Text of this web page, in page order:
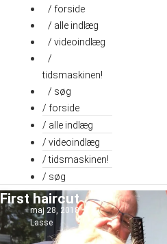
Videre
indhold
/ forside
/ alle indlæg
/ videoindlæg
/
tidsmaskinen!
/ søg
/ forside
/ alle indlæg
/ videoindlæg
/ tidsmaskinen!
/ søg
First haircut
maj 28, 2018
Lasse